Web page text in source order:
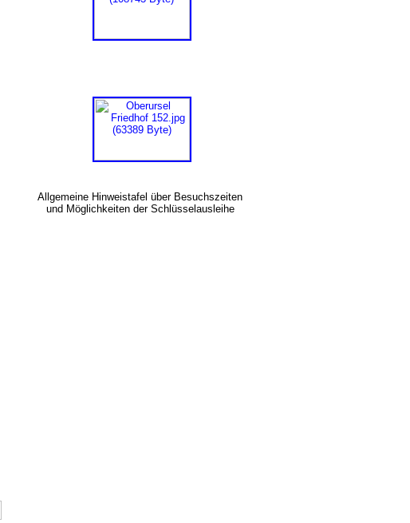
Allgemeine Hinweistafel über Besuchszeiten
und Möglichkeiten der Schlüsselausleihe